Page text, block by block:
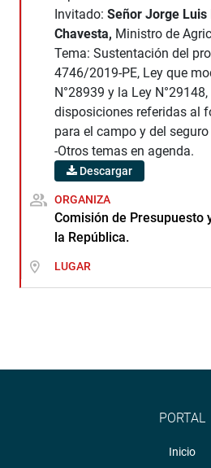
Invitado: Señor Jorge
Chavesta, Ministro de
Tema: Sustentación del
4746/2019-PE, Ley que
N°28939 y la Ley
disposiciones referidas al
para el campo y del
-Otros temas en agenda.
Descargar
ORGANIZA
Comisión de Presupuesto
la República.
LUGAR
PORTAL
Inicio